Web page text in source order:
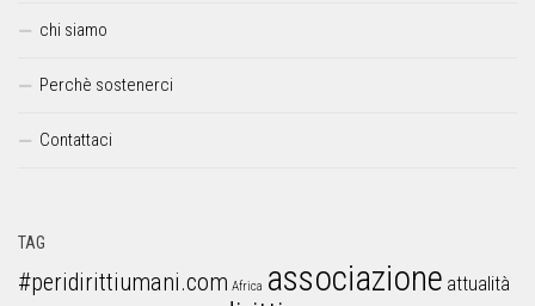
chi siamo
Perchè sostenerci
Contattaci
TAG
#peridirittiumani.com Africa associazione attualità